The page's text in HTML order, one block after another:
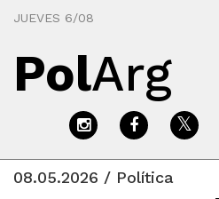
JUEVES 6/08
PolArg
08.05.2026 / Política